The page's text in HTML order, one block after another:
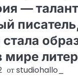
—
стала
мире
отstudiohallo_